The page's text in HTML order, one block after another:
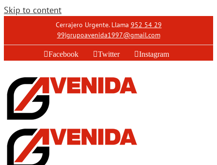
Skip to content
Cerrajero Urgente. Llama 952 54 29
99|grupoavenida1997@gmail.com
Facebook Twitter Instagram